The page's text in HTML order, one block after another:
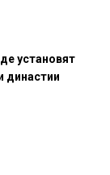
установят
династии